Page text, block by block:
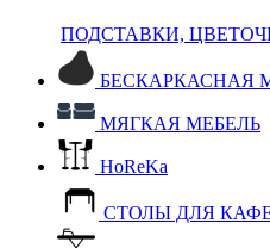
ПОДСТАВКИ,
БЕСКАРКАСНАЯ
МЯГКАЯ МЕБЕЛЬ
HoReKa
СТОЛЫ ДЛЯ